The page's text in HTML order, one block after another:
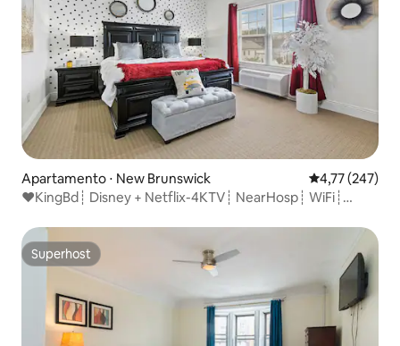
Apartamento ⋅ New Brunswick 4,77 de uma
4,77 (247)
❤️KingBd┊ Disney + Netflix-4KTV┊ NearHosp┊ WiFi┊
Superhost
Superhost